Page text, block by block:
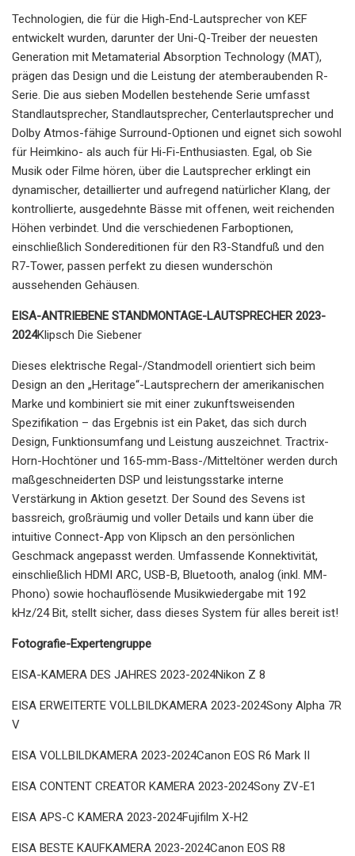
Technologien, die für die High-End-Lautsprecher von KEF
entwickelt wurden, darunter der Uni-Q-Treiber der neuesten
Generation mit Metamaterial Absorption Technology (MAT),
prägen das Design und die Leistung der atemberaubenden R-
Serie. Die aus sieben Modellen bestehende Serie umfasst
Standlautsprecher, Standlautsprecher, Centerlautsprecher und
Dolby Atmos-fähige Surround-Optionen und eignet sich sowohl
für Heimkino- als auch für Hi-Fi-Enthusiasten. Egal, ob Sie
Musik oder Filme hören, über die Lautsprecher erklingt ein
dynamischer, detaillierter und aufregend natürlicher Klang, der
kontrollierte, ausgedehnte Bässe mit offenen, weit reichenden
Höhen verbindet. Und die verschiedenen Farboptionen,
einschließlich Sondereditionen für den R3-Standfuß und den
R7-Tower, passen perfekt zu diesen wunderschön
aussehenden Gehäusen.
EISA-ANTRIEBENE STANDMONTAGE-LAUTSPRECHER 2023-
2024Klipsch Die Siebener
Dieses elektrische Regal-/Standmodell orientiert sich beim
Design an den „Heritage“-Lautsprechern der amerikanischen
Marke und kombiniert sie mit einer zukunftsweisenden
Spezifikation – das Ergebnis ist ein Paket, das sich durch
Design, Funktionsumfang und Leistung auszeichnet. Tractrix-
Horn-Hochtöner und 165-mm-Bass-/Mitteltöner werden durch
maßgeschneiderten DSP und leistungsstarke interne
Verstärkung in Aktion gesetzt. Der Sound des Sevens ist
bassreich, großräumig und voller Details und kann über die
intuitive Connect-App von Klipsch an den persönlichen
Geschmack angepasst werden. Umfassende Konnektivität,
einschließlich HDMI ARC, USB-B, Bluetooth, analog (inkl. MM-
Phono) sowie hochauflösende Musikwiedergabe mit 192
kHz/24 Bit, stellt sicher, dass dieses System für alles bereit ist!
Fotografie-Expertengruppe
EISA-KAMERA DES JAHRES 2023-2024Nikon Z 8
EISA ERWEITERTE VOLLBILDKAMERA 2023-2024Sony Alpha 7R
V
EISA VOLLBILDKAMERA 2023-2024Canon EOS R6 Mark II
EISA CONTENT CREATOR KAMERA 2023-2024Sony ZV-E1
EISA APS-C KAMERA 2023-2024Fujifilm X-H2
EISA BESTE KAUFKAMERA 2023-2024Canon EOS R8